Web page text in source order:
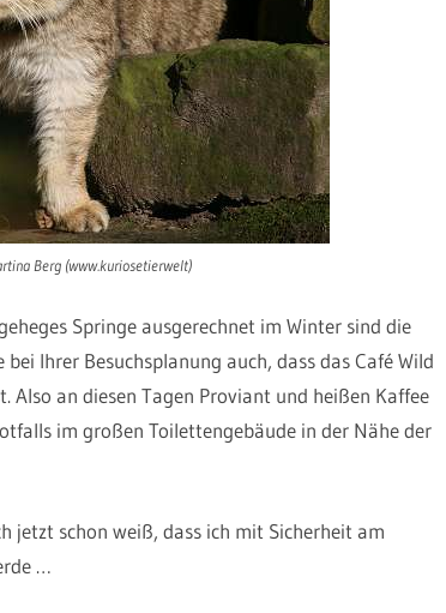
Berg (www.kuriosetierwelt)
Springe ausgerechnet im Winter sind die
Ihrer Besuchsplanung auch, dass das Café Wild
Also an diesen Tagen Proviant und heißen Kaffee
im großen Toilettengebäude in der Nähe der
jetzt schon weiß, dass ich mit Sicherheit am
…